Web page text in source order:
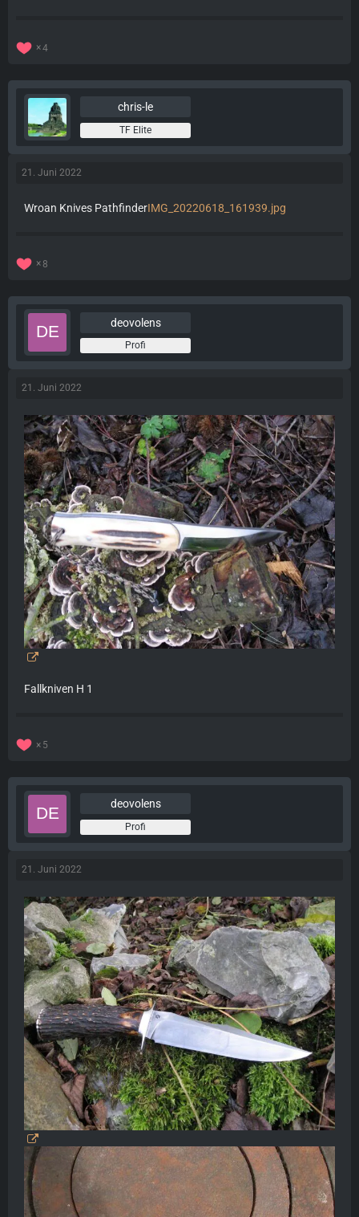
4
chris-le
TF Elite
21. Juni 2022
Wroan Knives PathfinderIMG_20220618_161939.jpg
8
deovolens
Profi
21. Juni 2022
Fallkniven H 1
5
deovolens
Profi
21. Juni 2022